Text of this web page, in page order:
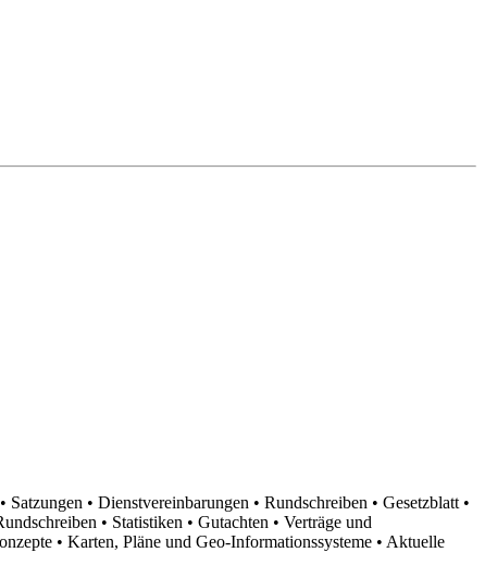
• Satzungen • Dienstvereinbarungen • Rundschreiben • Gesetzblatt •
• Statistiken • Gutachten • Verträge und
• Karten, Pläne und Geo-Informationssysteme • Aktuelle